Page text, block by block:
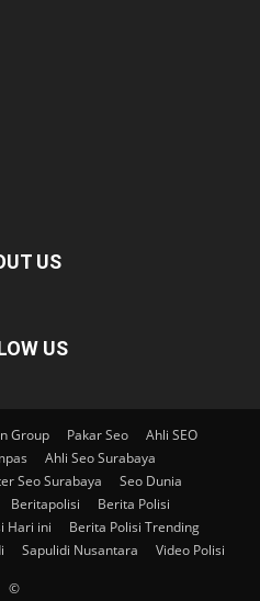
US
US
Group Pakar Seo
Ahli SEO
Ahli Seo Surabaya
Seo Surabaya
Seo Dunia
Beritapolisi
Berita Polisi
Hari ini
Berita Polisi Trending
Sapulidi Nusantara Video Polisi
©